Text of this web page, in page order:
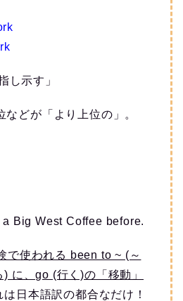
し示す」
どが「より上位の」。
a Big West Coffee before.
で使われる been to ~ (～
に、go (行く)の「移動」
は日本語訳の都合なだけ！